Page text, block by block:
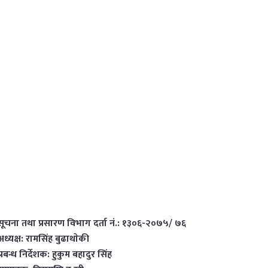
तथा प्रसारण विभाग दर्ता नं.: १३०६-२०७५/ ७६
रामसिंह बुढाथाेकी
निर्देशक: हुकुम बहादुर सिंह